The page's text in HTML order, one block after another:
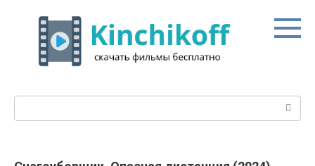
контенту